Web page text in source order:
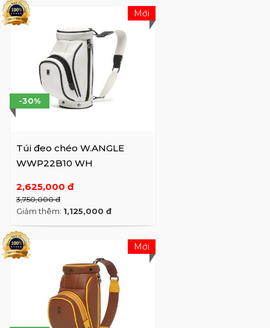
Trong tháng 1 năm 2016, Wide Angle đã tách
khỏi công ty mẹ K2 Korea và trở thành một
công ty độc lập, được đặt tên chính thức là "
(주)와이드앵글" (Công ty Wide Angle).
Địa Chỉ Trụ Sở:
Địa chỉ: Seoul, Gangnam-gu, Jagok-ro 174-14,
301ho (Jagok-dong)
Túi đeo chéo W.ANGLE
WWP22B10 WH
2,625,000 đ
3,750,000 đ
-30%
Giảm thêm: 1,125,000 đ
Mới
Mới